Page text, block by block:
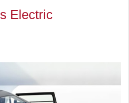
Electric